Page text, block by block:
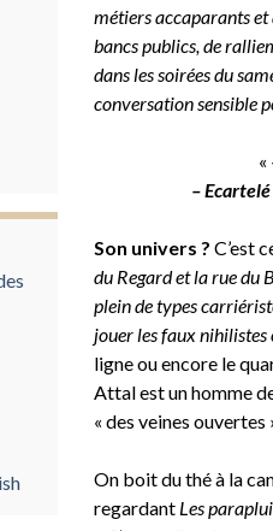
métiers accaparants et
bancs publics, de
dans les soirées du
conversation sensible
«
–
Son univers ? C’est
du Regard et la rue du
plein de types
jouer les faux nihilistes
ligne ou encore le
Attal est un homme
« des veines ouvertes
On boit du thé à la
regardant Les